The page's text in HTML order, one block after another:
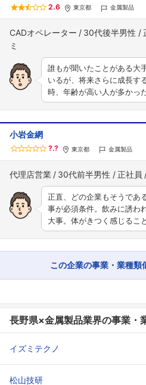
2.6 東京都 金属製品
CADオペレーター 30代後半男性
誰もが聞いたことがある大
いるが、将来さらに成長す
時、年齢が高い人が多かっ
小岩金網
?.? 東京都 金属製品
代理店営業 30代前半男性 正社員
正直、どの企業もそうであ
事が必須条件。飲みに誘わ
大事。体がきつく感じるこ
この企業の事業・業種類
長野県×金属製品業界の事業・
イズミテクノ
松山技研